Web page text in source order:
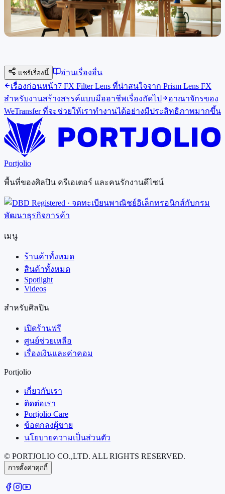
แชร์เรื่องนี้
อ่านเรื่องอื่น
เรื่องก่อนหน้า7 FX Filter Lens ที่น่าสนใจจาก Prism Lens FX
สำหรับงานสร้างสรรค์แบบมืออาชีพเรื่องถัดไป
อาณาจักรของ
WeTransfer ที่จะช่วยให้เราทำงานได้อย่างมีประสิทธิภาพมากขึ้น
Portjolio
พื้นที่ของศิลปิน ครีเอเตอร์ และคนรักงานดีไซน์
เมนู
ร้านค้าทั้งหมด
สินค้าทั้งหมด
Spotlight
Videos
สำหรับศิลปิน
เปิดร้านฟรี
ศูนย์ช่วยเหลือ
เรื่องเงินและค่าคอม
Portjolio
เกี่ยวกับเรา
ติดต่อเรา
Portjolio Care
ข้อตกลงผู้ขาย
นโยบายความเป็นส่วนตัว
© PORTJOLIO CO.,LTD. ALL RIGHTS RESERVED.
การตั้งค่าคุกกี้